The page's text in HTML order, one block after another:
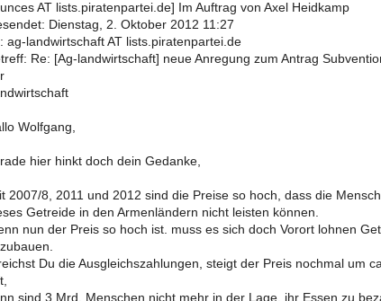
AT lists.piratenpartei.de] Im Auftrag von Axel Heidkamp
Dienstag, 2. Oktober 2012 11:27
ag-landwirtschaft AT lists.piratenpartei.de
Re: [Ag-landwirtschaft] neue Anregung zum Antrag
Wolfgang,
hier hinkt doch dein Gedanke,
2007/8, 2011 und 2012 sind die Preise so hoch, dass die
Getreide in den Armenländern nicht leisten können.
nun der Preis so hoch ist. muss es sich doch Vorort lohnen
Du die Ausgleichszahlungen, steigt der Preis nochmal um
sind 3 Mrd. Menschen nicht mehr in der Lage, ihr Essen zu